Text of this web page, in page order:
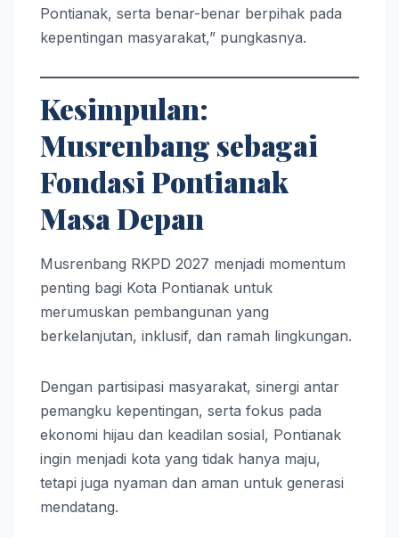
Pontianak, serta benar-benar berpihak pada
kepentingan masyarakat,” pungkasnya.
Kesimpulan:
Musrenbang sebagai
Fondasi Pontianak
Masa Depan
Musrenbang RKPD 2027 menjadi momentum
penting bagi Kota Pontianak untuk
merumuskan pembangunan yang
berkelanjutan, inklusif, dan ramah lingkungan.
Dengan partisipasi masyarakat, sinergi antar
pemangku kepentingan, serta fokus pada
ekonomi hijau dan keadilan sosial, Pontianak
ingin menjadi kota yang tidak hanya maju,
tetapi juga nyaman dan aman untuk generasi
mendatang.